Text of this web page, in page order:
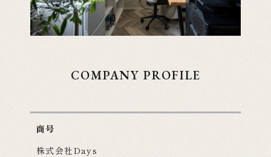
COMPANY PROFILE
商号
株式会社Days